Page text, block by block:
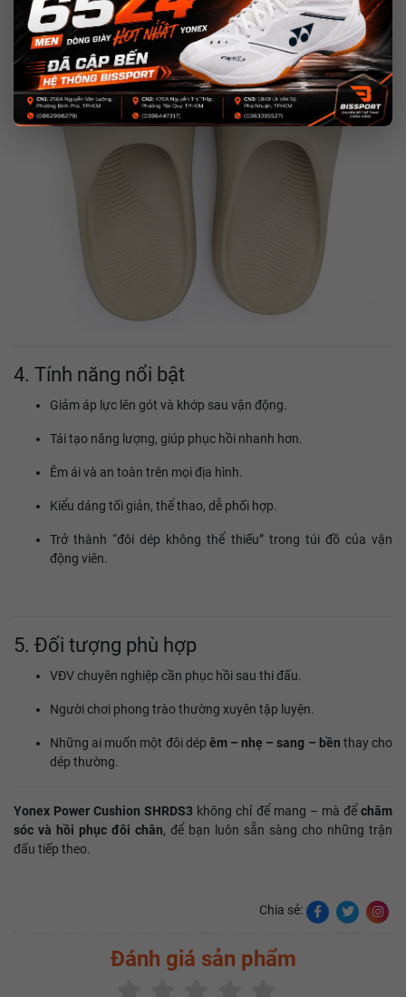
4. Tính năng nổi bật
Giảm áp lực lên gót và khớp sau vận động.
Tái tạo năng lượng, giúp phục hồi nhanh hơn.
Êm ái và an toàn trên mọi địa hình.
Kiểu dáng tối giản, thể thao, dễ phối hợp.
Trở thành “đôi dép không thể thiếu” trong túi đồ của vận
động viên.
5. Đối tượng phù hợp
VĐV chuyên nghiệp cần phục hồi sau thi đấu.
Người chơi phong trào thường xuyên tập luyện.
Những ai muốn một đôi dép êm – nhẹ – sang – bền thay cho
dép thường.
Yonex Power Cushion SHRDS3 không chỉ để mang – mà đểchăm
sóc và hồi phục đôi chân, để bạn luôn sẵn sàng cho những trận
đấu tiếp theo.
Chia sẻ:
Đánh giá sản phẩm